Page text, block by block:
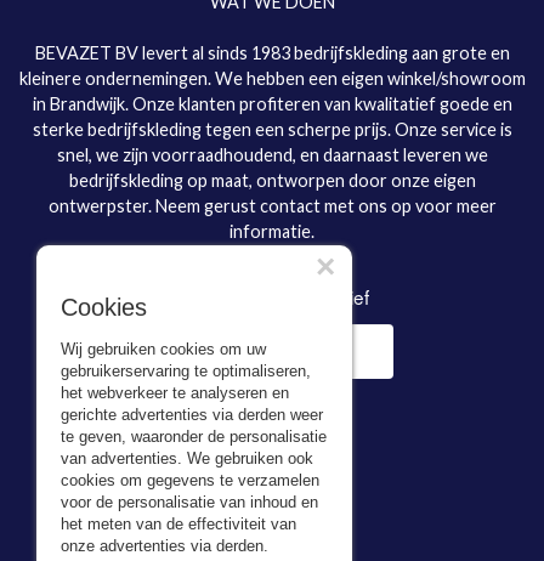
BEVAZET BV levert al sinds 1983 bedrijfskleding aan grote en
kleinere ondernemingen. We hebben een eigen winkel/showroom
in Brandwijk. Onze klanten profiteren van kwalitatief goede en
sterke bedrijfskleding tegen een scherpe prijs. Onze service is
snel, we zijn voorraadhoudend, en daarnaast leveren we
bedrijfskleding op maat, ontworpen door onze eigen
ontwerpster. Neem gerust contact met ons op voor meer
informatie.
Inschrijven nieuwsbrief
Adresgegevens
Cookies
Wij gebruiken cookies om uw
gebruikerservaring te optimaliseren,
het webverkeer te analyseren en
gerichte advertenties via derden weer
te geven, waaronder de personalisatie
van advertenties. We gebruiken ook
cookies om gegevens te verzamelen
voor de personalisatie van inhoud en
het meten van de effectiviteit van
onze advertenties via derden.
×